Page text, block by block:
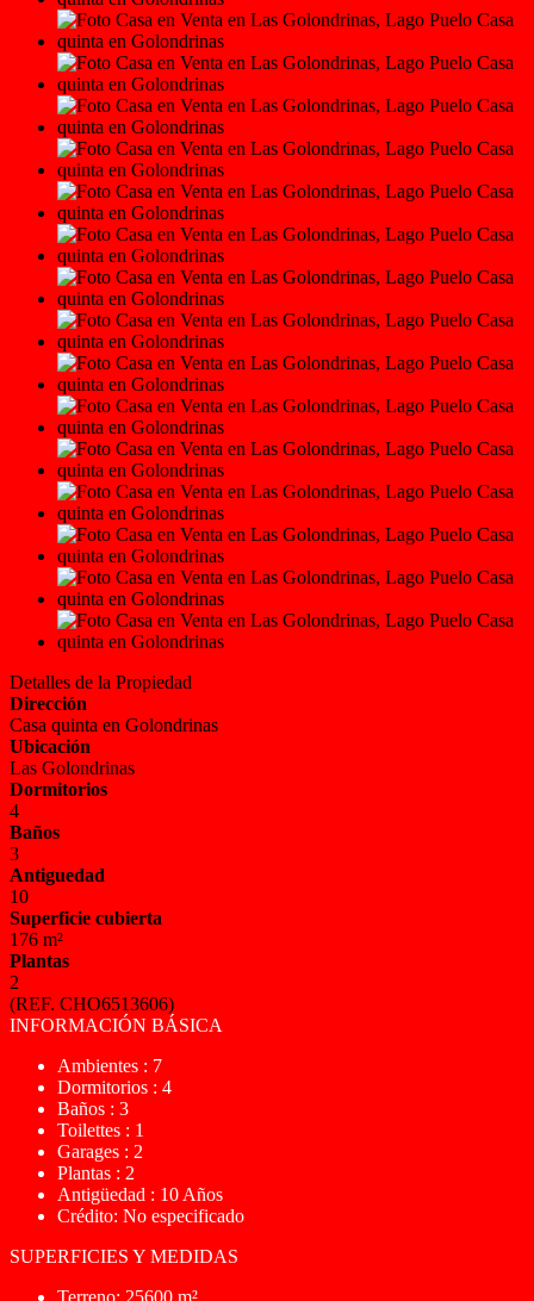
Detalles de la Propiedad
Dirección
Casa quinta en Golondrinas
Ubicación
Las Golondrinas
Dormitorios
4
Baños
3
Antiguedad
10
Superficie cubierta
176 m²
Plantas
2
(REF. CHO6513606)
INFORMACIÓN BÁSICA
Ambientes : 7
Dormitorios : 4
Baños : 3
Toilettes : 1
Garages : 2
Plantas : 2
Antigüedad : 10 Años
Crédito: No especificado
SUPERFICIES Y MEDIDAS
Terreno: 25600 m²